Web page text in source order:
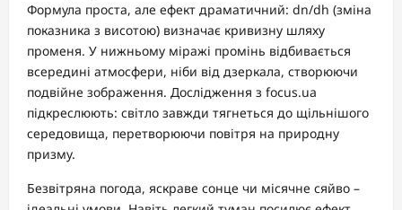
Формула проста, але ефект драматичний: dn/dh (зміна
показника з висотою) визначає кривизну шляху
променя. У нижньому міражі промінь відбивається
всередині атмосфери, ніби від дзеркала, створюючи
подвійне зображення. Дослідження з focus.ua
підкреслюють: світло завжди тягнеться до щільнішого
середовища, перетворюючи повітря на природну
призму.
Безвітряна погода, яскраве сонце чи місячне сяйво –